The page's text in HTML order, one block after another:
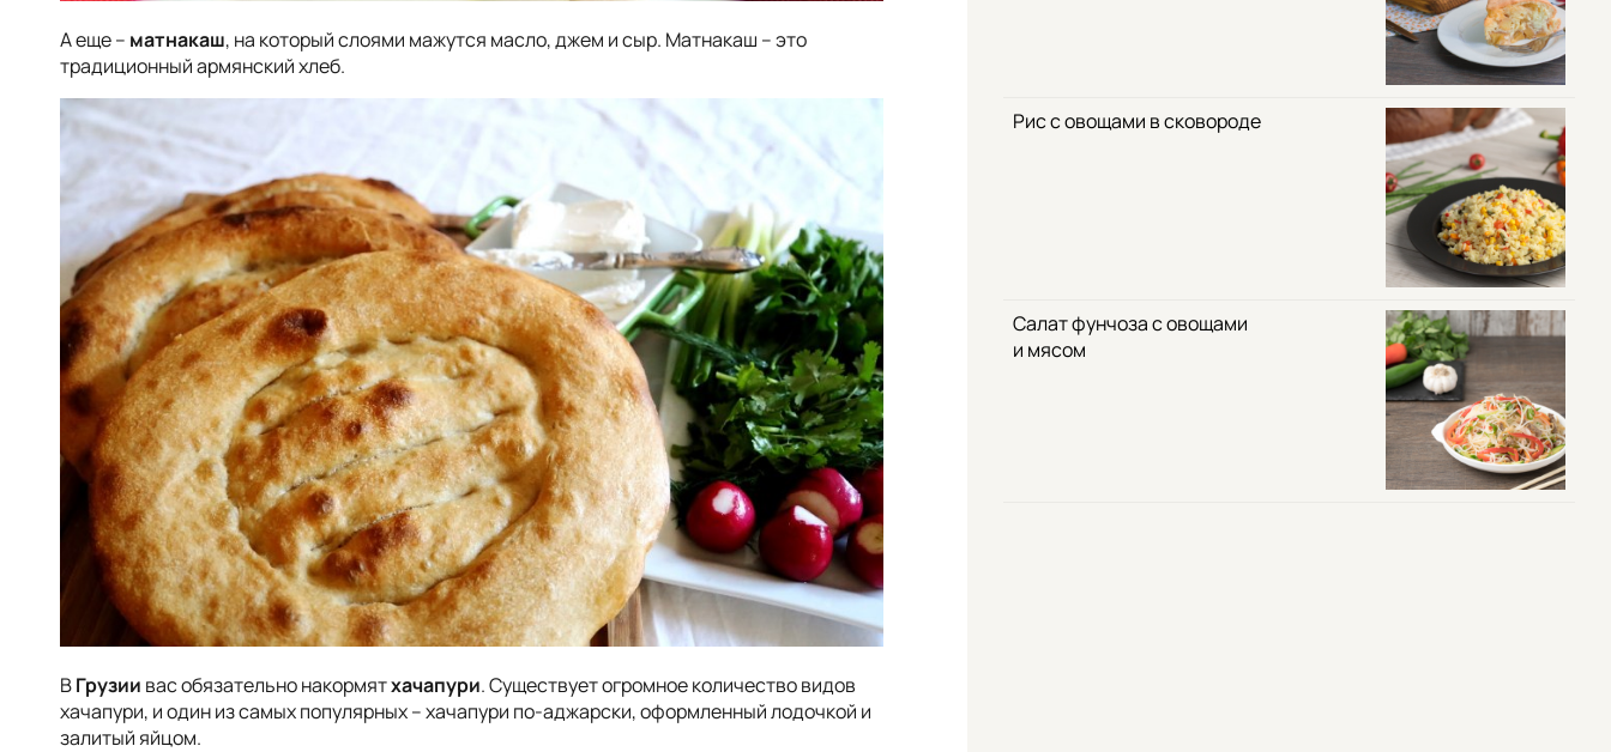
А еще – матнакаш, на который слоями мажутся масло, джем и сыр. Матнакаш – это
традиционный армянский хлеб.
ВГрузии вас обязательно накормятхачапури. Существует огромное количество видов
хачапури, и один из самых популярных – хачапури по-аджарски, оформленный лодочкой и
залитый яйцом.
Рис с овощами в сковороде
Салат фунчоза с овощами
и мясом